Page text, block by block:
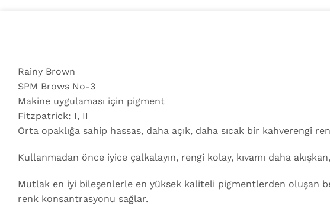
Rainy Brown
SPM Brows No-3
Makine uygulaması için pigment
Fitzpatrick: I, II
Orta opaklığa sahip hassas, daha açık, daha sıcak bir kahverengi
Kullanmadan önce iyice çalkalayın, rengi kolay, kıvamı daha
Mutlak en iyi bileşenlerle en yüksek kaliteli pigmentlerden oluşan
renk konsantrasyonu sağlar.